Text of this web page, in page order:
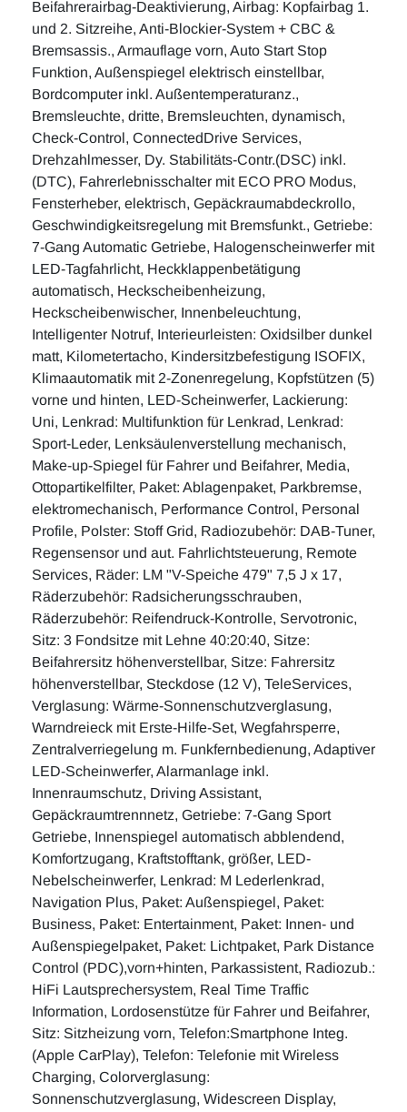
Beifahrerairbag-Deaktivierung, Airbag: Kopfairbag 1.
und 2. Sitzreihe, Anti-Blockier-System + CBC &
Bremsassis., Armauflage vorn, Auto Start Stop
Funktion, Außenspiegel elektrisch einstellbar,
Bordcomputer inkl. Außentemperaturanz.,
Bremsleuchte, dritte, Bremsleuchten, dynamisch,
Check-Control, ConnectedDrive Services,
Drehzahlmesser, Dy. Stabilitäts-Contr.(DSC) inkl.
(DTC), Fahrerlebnisschalter mit ECO PRO Modus,
Fensterheber, elektrisch, Gepäckraumabdeckrollo,
Geschwindigkeitsregelung mit Bremsfunkt., Getriebe:
7-Gang Automatic Getriebe, Halogenscheinwerfer mit
LED-Tagfahrlicht, Heckklappenbetätigung
automatisch, Heckscheibenheizung,
Heckscheibenwischer, Innenbeleuchtung,
Intelligenter Notruf, Interieurleisten: Oxidsilber dunkel
matt, Kilometertacho, Kindersitzbefestigung ISOFIX,
Klimaautomatik mit 2-Zonenregelung, Kopfstützen (5)
vorne und hinten, LED-Scheinwerfer, Lackierung:
Uni, Lenkrad: Multifunktion für Lenkrad, Lenkrad:
Sport-Leder, Lenksäulenverstellung mechanisch,
Make-up-Spiegel für Fahrer und Beifahrer, Media,
Ottopartikelfilter, Paket: Ablagenpaket, Parkbremse,
elektromechanisch, Performance Control, Personal
Profile, Polster: Stoff Grid, Radiozubehör: DAB-Tuner,
Regensensor und aut. Fahrlichtsteuerung, Remote
Services, Räder: LM "V-Speiche 479" 7,5 J x 17,
Räderzubehör: Radsicherungsschrauben,
Räderzubehör: Reifendruck-Kontrolle, Servotronic,
Sitz: 3 Fondsitze mit Lehne 40:20:40, Sitze:
Beifahrersitz höhenverstellbar, Sitze: Fahrersitz
höhenverstellbar, Steckdose (12 V), TeleServices,
Verglasung: Wärme-Sonnenschutzverglasung,
Warndreieck mit Erste-Hilfe-Set, Wegfahrsperre,
Zentralverriegelung m. Funkfernbedienung, Adaptiver
LED-Scheinwerfer, Alarmanlage inkl.
Innenraumschutz, Driving Assistant,
Gepäckraumtrennnetz, Getriebe: 7-Gang Sport
Getriebe, Innenspiegel automatisch abblendend,
Komfortzugang, Kraftstofftank, größer, LED-
Nebelscheinwerfer, Lenkrad: M Lederlenkrad,
Navigation Plus, Paket: Außenspiegel, Paket:
Business, Paket: Entertainment, Paket: Innen- und
Außenspiegelpaket, Paket: Lichtpaket, Park Distance
Control (PDC),vorn+hinten, Parkassistent, Radiozub.:
HiFi Lautsprechersystem, Real Time Traffic
Information, Lordosenstütze für Fahrer und Beifahrer,
Sitz: Sitzheizung vorn, Telefon:Smartphone Integ.
(Apple CarPlay), Telefon: Telefonie mit Wireless
Charging, Colorverglasung:
Sonnenschutzverglasung, Widescreen Display,